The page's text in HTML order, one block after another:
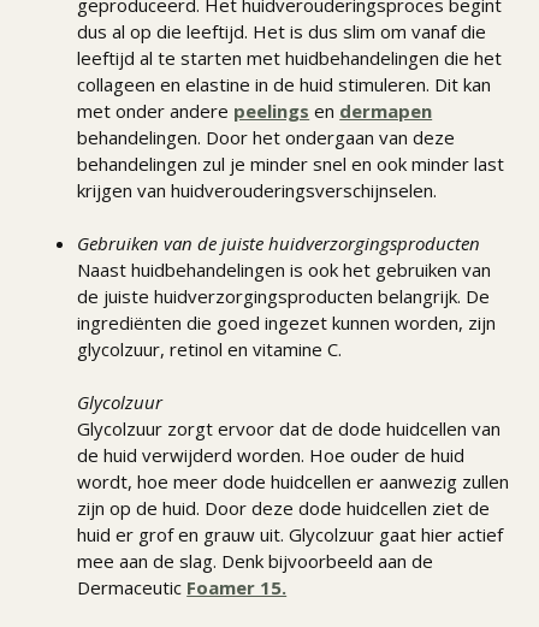
geproduceerd. Het huidverouderingsproces begint
dus al op die leeftijd. Het is dus slim om vanaf die
leeftijd al te starten met huidbehandelingen die het
collageen en elastine in de huid stimuleren. Dit kan
met onder andere peelings en dermapen
behandelingen. Door het ondergaan van deze
behandelingen zul je minder snel en ook minder last
krijgen van huidverouderingsverschijnselen.
Gebruiken van de juiste huidverzorgingsproducten
Naast huidbehandelingen is ook het gebruiken van
de juiste huidverzorgingsproducten belangrijk. De
ingrediënten die goed ingezet kunnen worden, zijn
glycolzuur, retinol en vitamine C.
Glycolzuur
Glycolzuur zorgt ervoor dat de dode huidcellen van
de huid verwijderd worden. Hoe ouder de huid
wordt, hoe meer dode huidcellen er aanwezig zullen
zijn op de huid. Door deze dode huidcellen ziet de
huid er grof en grauw uit. Glycolzuur gaat hier actief
mee aan de slag. Denk bijvoorbeeld aan de
Dermaceutic Foamer 15.